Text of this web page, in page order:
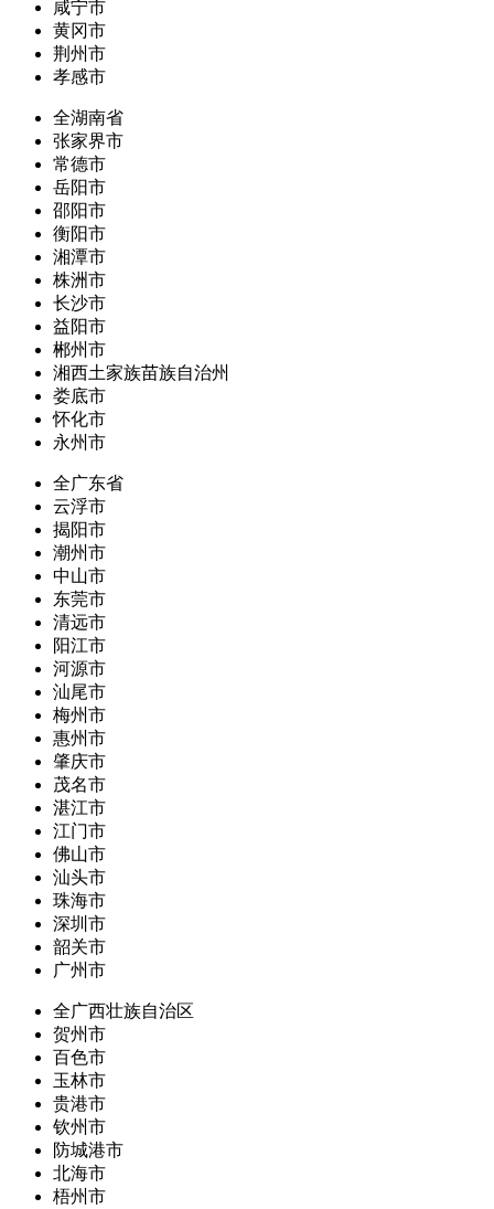
咸宁市
黄冈市
荆州市
孝感市
全湖南省
张家界市
常德市
岳阳市
邵阳市
衡阳市
湘潭市
株洲市
长沙市
益阳市
郴州市
湘西土家族苗族自治州
娄底市
怀化市
永州市
全广东省
云浮市
揭阳市
潮州市
中山市
东莞市
清远市
阳江市
河源市
汕尾市
梅州市
惠州市
肇庆市
茂名市
湛江市
江门市
佛山市
汕头市
珠海市
深圳市
韶关市
广州市
全广西壮族自治区
贺州市
百色市
玉林市
贵港市
钦州市
防城港市
北海市
梧州市